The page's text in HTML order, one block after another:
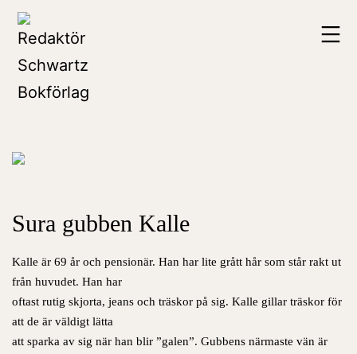
Hoppa
innehåll
Redaktör
Schwartz
Bokförlag
Sura gubben Kalle
Kalle är 69 år och pensionär. Han har lite grått hår som står rakt ut
från huvudet. Han har
oftast rutig skjorta, jeans och träskor på sig. Kalle gillar träskor för
att de är väldigt lätta
att sparka av sig när han blir ”galen”. Gubbens närmaste vän är